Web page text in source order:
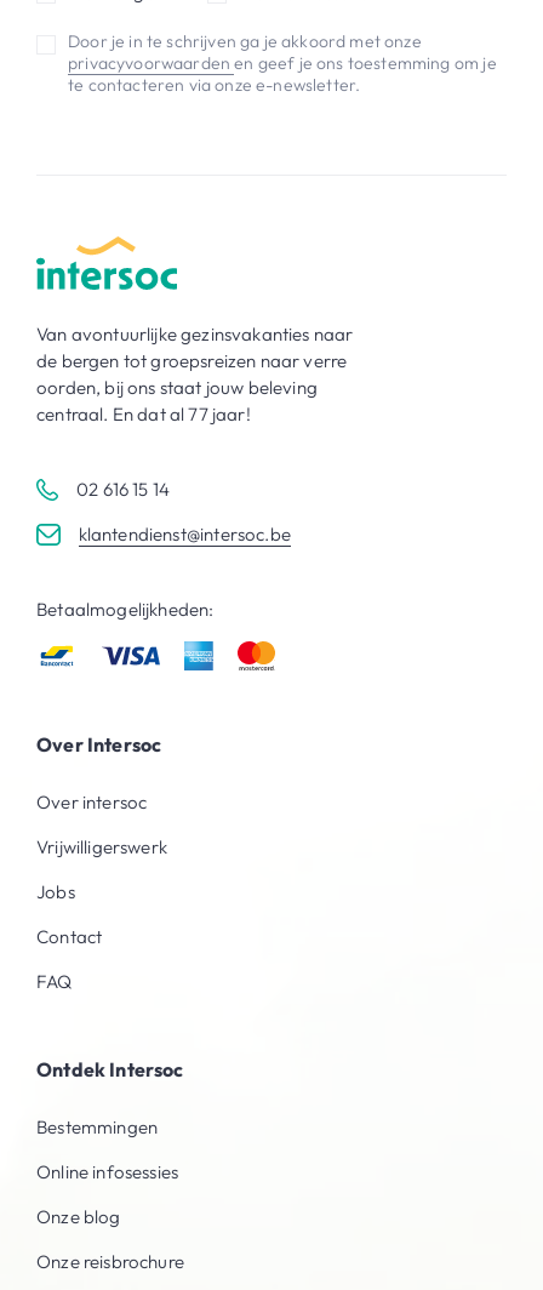
Door je in te schrijven ga je akkoord met onze
privacyvoorwaardenen geef je ons toestemming om je
te contacteren via onze e-newsletter.
Van avontuurlijke gezinsvakanties naar
de bergen tot groepsreizen naar verre
oorden, bij ons staat jouw beleving
centraal. En dat al 77 jaar!
02 616 15 14
klantendienst@intersoc.be
Betaalmogelijkheden:
Over Intersoc
Over intersoc
Vrijwilligerswerk
Jobs
Contact
FAQ
Ontdek Intersoc
Bestemmingen
Online infosessies
Onze blog
Onze reisbrochure